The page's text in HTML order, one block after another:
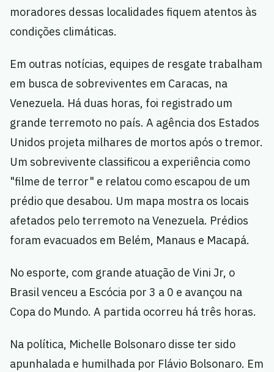
moradores dessas localidades fiquem atentos às
condições climáticas.
Em outras notícias, equipes de resgate trabalham
em busca de sobreviventes em Caracas, na
Venezuela. Há duas horas, foi registrado um
grande terremoto no país. A agência dos Estados
Unidos projeta milhares de mortos após o tremor.
Um sobrevivente classificou a experiência como
"filme de terror" e relatou como escapou de um
prédio que desabou. Um mapa mostra os locais
afetados pelo terremoto na Venezuela. Prédios
foram evacuados em Belém, Manaus e Macapá.
No esporte, com grande atuação de Vini Jr, o
Brasil venceu a Escócia por 3 a 0 e avançou na
Copa do Mundo. A partida ocorreu há três horas.
Na política, Michelle Bolsonaro disse ter sido
apunhalada e humilhada por Flávio Bolsonaro. Em